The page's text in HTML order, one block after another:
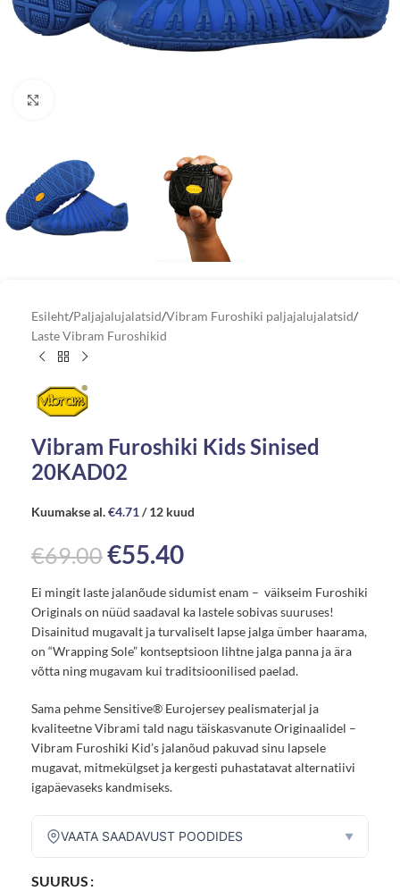
Esileht/Paljajalujalatsid/Vibram Furoshiki paljajalujalatsid/
Laste Vibram Furoshikid
Vibram Furoshiki Kids Sinised
20KAD02
Kuumakse al.€4.71/ 12 kuud
€69.00€55.40
Ei mingit laste jalanõude sidumist enam – väikseim Furoshiki
Originals on nüüd saadaval ka lastele sobivas suuruses!
Disainitud mugavalt ja turvaliselt lapse jalga ümber haarama,
on “Wrapping Sole” kontseptsioon lihtne jalga panna ja ära
võtta ning mugavam kui traditsioonilised paelad.
Sama pehme Sensitive® Eurojersey pealismaterjal ja
kvaliteetne Vibrami tald nagu täiskasvanute Originaalidel –
Vibram Furoshiki Kid’s jalanõud pakuvad sinu lapsele
mugavat, mitmekülgset ja kergesti puhastatavat alternatiivi
igapäevaseks kandmiseks.
VAATA SAADAVUST POODIDES ▼
SUURUS